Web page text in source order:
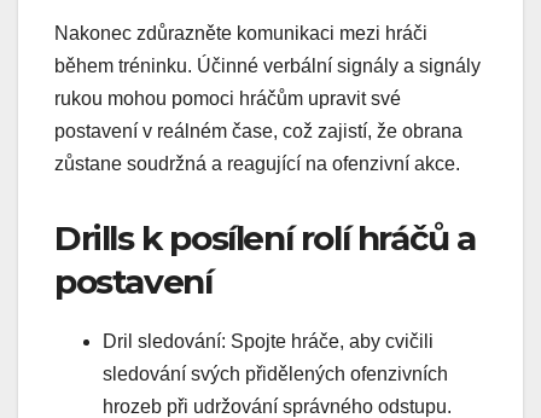
Nakonec zdůrazněte komunikaci mezi hráči
během tréninku. Účinné verbální signály a signály
rukou mohou pomoci hráčům upravit své
postavení v reálném čase, což zajistí, že obrana
zůstane soudržná a reagující na ofenzivní akce.
Drills k posílení rolí hráčů a
postavení
Dril sledování: Spojte hráče, aby cvičili
sledování svých přidělených ofenzivních
hrozeb při udržování správného odstupu.